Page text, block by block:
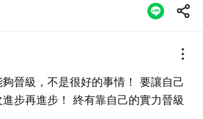
晉級，不是很好的事情！ 要讓自己
步再進步！ 終有靠自己的實力晉級